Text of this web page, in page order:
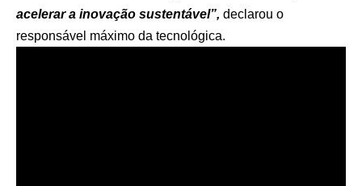
acelerar a inovação sustentável”, declarou o
responsável máximo da tecnológica.